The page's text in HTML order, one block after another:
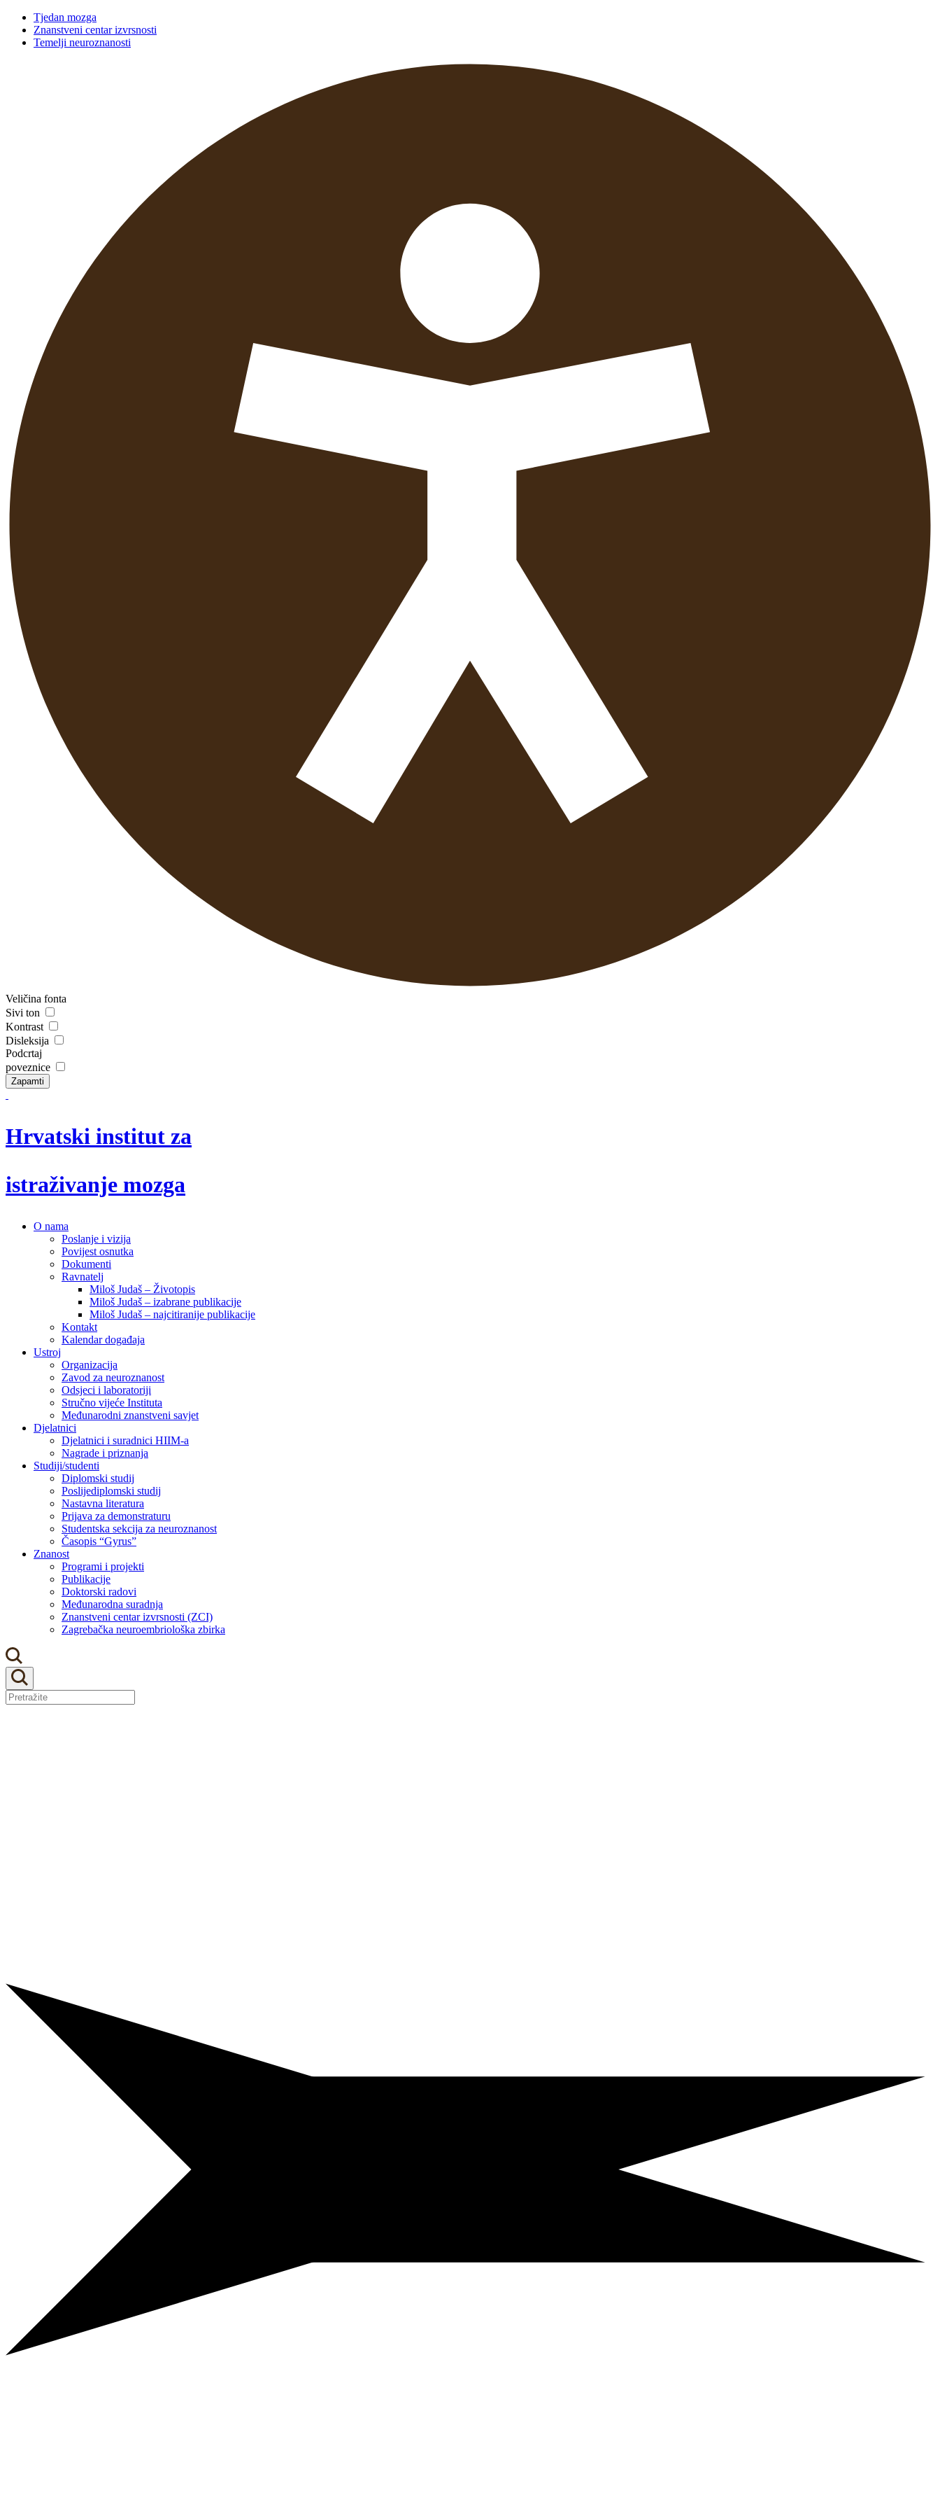
Tjedan mozga
Znanstveni centar izvrsnosti
Temelji neuroznanosti
Veličina fonta
Sivi ton
Kontrast
Disleksija
Podcrtaj
poveznice
Zapamti
Hrvatski institut za
istraživanje mozga
O nama
Poslanje i vizija
Povijest osnutka
Dokumenti
Ravnatelj
Miloš Judaš – Životopis
Miloš Judaš – izabrane publikacije
Miloš Judaš – najcitiranije publikacije
Kontakt
Kalendar događaja
Ustroj
Organizacija
Zavod za neuroznanost
Odsjeci i laboratoriji
Stručno vijeće Instituta
Međunarodni znanstveni savjet
Djelatnici
Djelatnici i suradnici HIIM-a
Nagrade i priznanja
Studiji/studenti
Diplomski studij
Poslijediplomski studij
Nastavna literatura
Prijava za demonstraturu
Studentska sekcija za neuroznanost
Časopis “Gyrus”
Znanost
Programi i projekti
Publikacije
Doktorski radovi
Međunarodna suradnja
Znanstveni centar izvrsnosti (ZCI)
Zagrebačka neuroembriološka zbirka